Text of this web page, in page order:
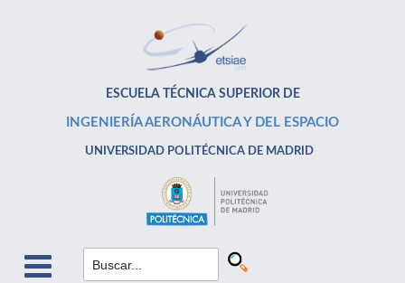
ESCUELA TÉCNICA SUPERIOR DE
INGENIERÍA AERONÁUTICA Y DEL ESPACIO
UNIVERSIDAD POLITÉCNICA DE MADRID